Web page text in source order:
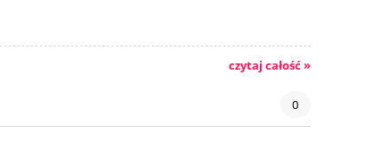
czytaj całość »
0